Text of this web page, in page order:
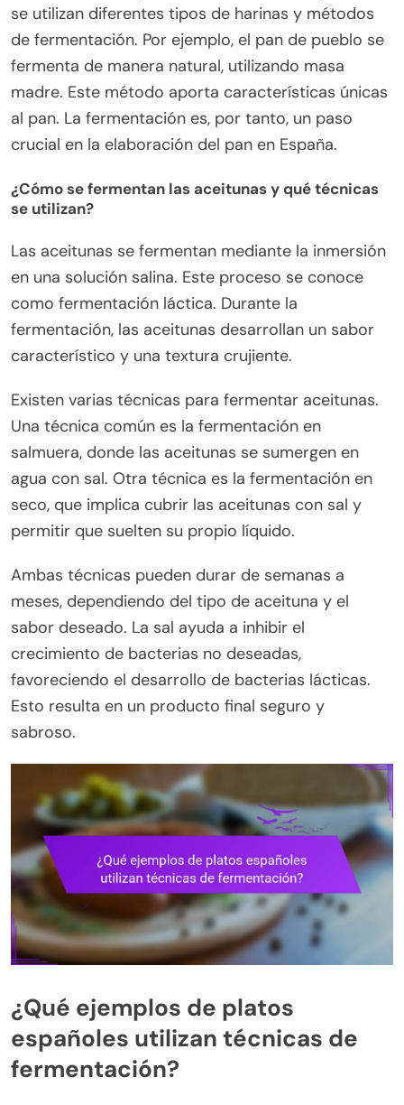
se utilizan diferentes tipos de harinas y métodos
de fermentación. Por ejemplo, el pan de pueblo se
fermenta de manera natural, utilizando masa
madre. Este método aporta características únicas
al pan. La fermentación es, por tanto, un paso
crucial en la elaboración del pan en España.
¿Cómo se fermentan las aceitunas y qué técnicas
se utilizan?
Las aceitunas se fermentan mediante la inmersión
en una solución salina. Este proceso se conoce
como fermentación láctica. Durante la
fermentación, las aceitunas desarrollan un sabor
característico y una textura crujiente.
Existen varias técnicas para fermentar aceitunas.
Una técnica común es la fermentación en
salmuera, donde las aceitunas se sumergen en
agua con sal. Otra técnica es la fermentación en
seco, que implica cubrir las aceitunas con sal y
permitir que suelten su propio líquido.
Ambas técnicas pueden durar de semanas a
meses, dependiendo del tipo de aceituna y el
sabor deseado. La sal ayuda a inhibir el
crecimiento de bacterias no deseadas,
favoreciendo el desarrollo de bacterias lácticas.
Esto resulta en un producto final seguro y
sabroso.
¿Qué ejemplos de platos
españoles utilizan técnicas de
fermentación?